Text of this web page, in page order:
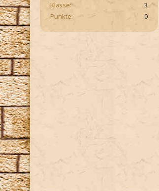
Klasse
3
Punkte
0